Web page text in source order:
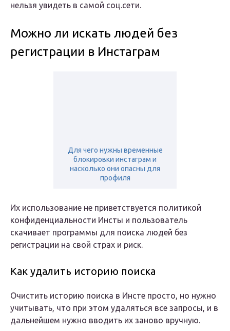
нельзя увидеть в самой соц.сети.
Можно ли искать людей без
регистрации в Инстаграм
Для чего нужны временные
блокировки инстаграм и
насколько они опасны для
профиля
Их использование не приветствуется политикой
конфиденциальности Инсты и пользователь
скачивает программы для поиска людей без
регистрации на свой страх и риск.
Как удалить историю поиска
Очистить историю поиска в Инсте просто, но нужно
учитывать, что при этом удаляться все запросы, и в
дальнейшем нужно вводить их заново вручную.